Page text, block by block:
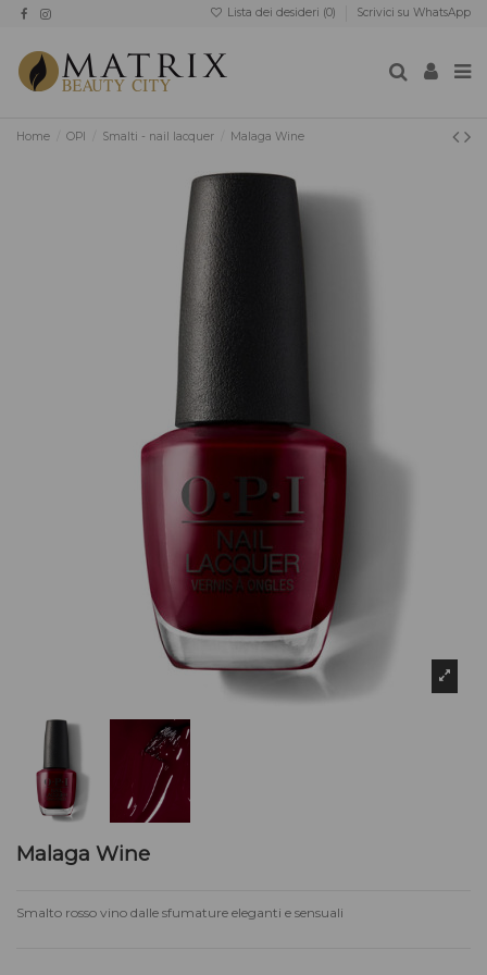
Lista dei desideri (0) Scrivici su WhatsApp
Home OPI Smalti - nail lacquer Malaga Wine
Malaga Wine
Smalto rosso vino dalle sfumature eleganti e sensuali